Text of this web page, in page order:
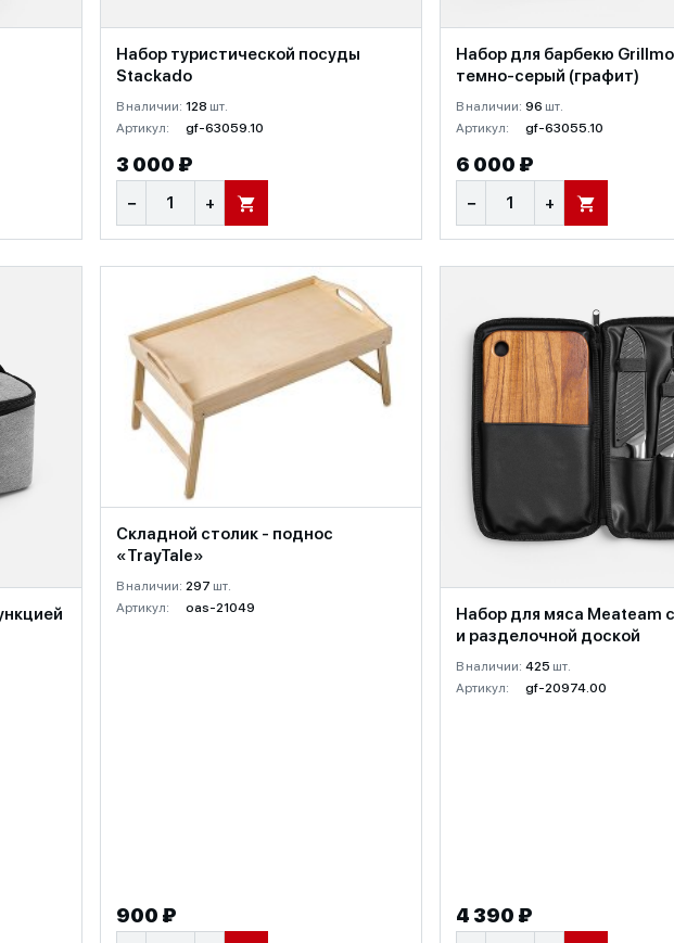
Набор туристической посуды
Stackado
В наличии: 128 шт.
Артикул:
gf-63059.10
3 000 ₽
− + В КОРЗИНУ
Набор для барбекю
темно-серый (графит)
В наличии: 96 шт.
Артикул:
gf-63055.10
6 000 ₽
− + В КОРЗИНУ
Складной столик - поднос
«TrayTale»
В наличии: 297 шт.
Артикул:
oas-21049
900 ₽
Набор для мяса Meateam
и разделочной доской
В наличии: 425 шт.
Артикул:
gf-20974.00
4 390 ₽